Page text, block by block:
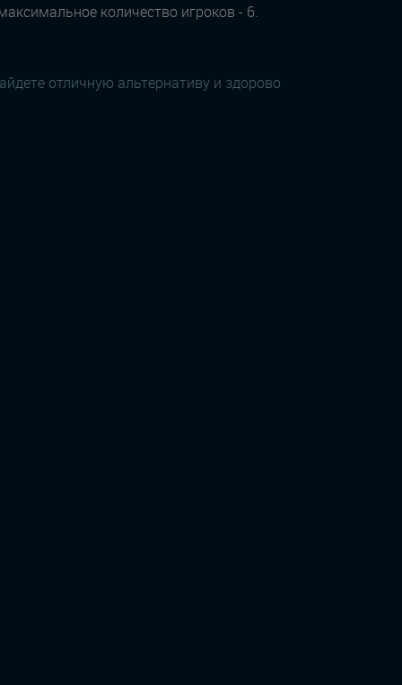
количество игроков - 6.
отличную альтернативу и здорово